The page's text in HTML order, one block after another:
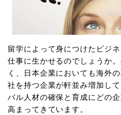
留学によって身につけたビジ
仕事に生かせるのでしょうか
く、日本企業においても海外
社を持つ企業が軒並み増加し
バル人材の確保と育成にどの
高まってきています。